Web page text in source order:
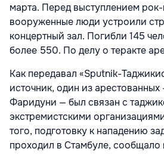
марта. Перед выступлением
вооруженные люди устроили
концертный зал. Погибли 145
более 550. По делу о теракте
Как передавал «Sputnik-
источник, один из
Фаридуни — был связан с
экстремистскими
того, подготовку к нападению
проходил в Стамбуле, сообщало